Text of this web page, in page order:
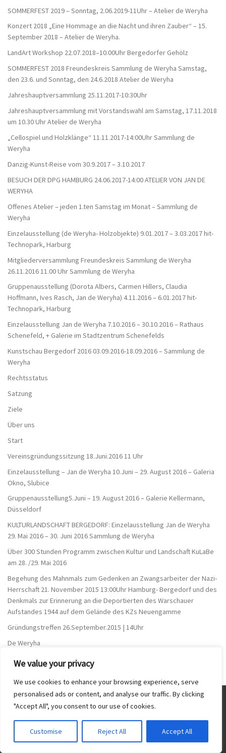
We value your privacy
We use cookies to enhance your browsing experience, serve
personalised ads or content, and analyse our traffic. By clicking
"Accept All", you consent to our use of cookies.
Customise Reject All Accept All
SOMMERFEST 2019 – Sonntag, 2.06.2019-11Uhr – Atelier de Weryha
Konzert 2018 „Eine Hommage an die Nacht und ihren Zauber“ – 15.
September 2018 – Atelier de Weryha.
LandArt Workshop 22.07.2018–10.00Uhr Bergedorfer Gehölz
SOMMERFEST 2018 Freundeskreis Sammlung de Weryha Samstag,
den 23.6. und Sonntag, den 24.6.2018 Atelier de Weryha
Jahreshauptversammlung 25.11.2017-10:30Uhr
Jahreshauptversammlung mit Vorstandswahl am Samstag, 17.11.2018
um 10.30 Uhr Atelier de Weryha
„Cellospiel und Holzklänge“ 11.11.2017-14:00Uhr Sammlung de
Weryha
Danzig-Kunst-Reise vom 30.9.2017 – 3.10.2017
BESUCH DER DPG HAMBURG 24.06.2017-14:00 ATELIER VON JAN DE
WERYHA
Offenes Atelier – jeden 1.ten Samstag im Monat – Sammlung de
Weryha
Einzelausstellung (de Weryha- Holzobjekte) 9.01.2017 – 3.03.2017 hit-
Technopark, Harburg
Mitgliederversammlung Freundeskreis Sammlung de Weryha
26.11.2016 11.00 Uhr Sammlung de Weryha
Gruppenausstellung (Dorota Albers, Carmen Hillers, Claudia
Hoffmann, Ives Rasch, Jan de Weryha) 4.11.2016 – 6.01.2017 hit-
Technopark, Harburg
Einzelausstellung Jan de Weryha 7.10.2016 – 30.10.2016 – Rathaus
Schenefeld, + Galerie im Stadtzentrum Schenefelds
Kunstschau Bergedorf 2016 03.09.2016-18.09.2016 – Sammlung de
Weryha
Rechtsstatus
Satzung
Ziele
Über uns
Start
Vereinsgründungssitzung 18.Juni.2016 11 Uhr
Einzelausstellung – Jan de Weryha 10.Juni – 29. August 2016 – Galeria
Okno, Slubice
Gruppenausstellung5.Juni – 19. August 2016 – Galerie Kellermann,
Düsseldorf
KULTURLANDSCHAFT BERGEDORF: Einzelausstellung Jan de Weryha
29. Mai 2016 – 30. Juni 2016 Sammlung de Weryha
Über 300 Stunden Programm zwischen Kultur und Landschaft KuLaBe
am 28. /29. Mai 2016
Begehung des Mahnmals zum Gedenken an Zwangsarbeiter der Nazi-
Herrschaft 21. November 2015 13:00Uhr Hamburg- Bergedorf und des
Denkmals zur Erinnerung an die Deportierten des Warschauer
Aufstandes 1944 auf dem Gelände des KZs Neuengamme
Gründungstreffen 26.September.2015 | 14Uhr
De Weryha
Login-Area
Translate »